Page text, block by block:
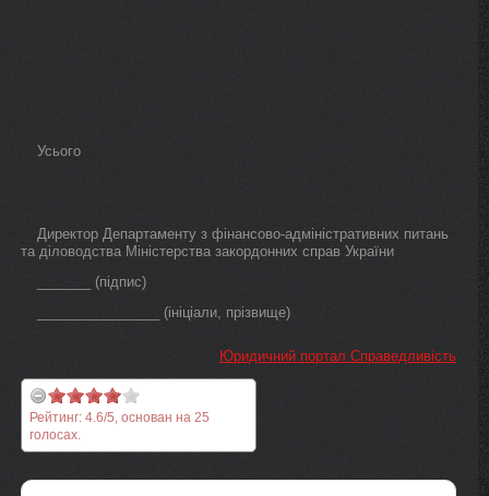
Усього
Директор Департаменту з фінансово-адміністративних питань
та діловодства Міністерства закордонних справ України
_______ (підпис)
________________ (ініціали, прізвище)
Юридичний портал Справедливість
Рейтинг: 4.6/5, основан на 25
голосах.